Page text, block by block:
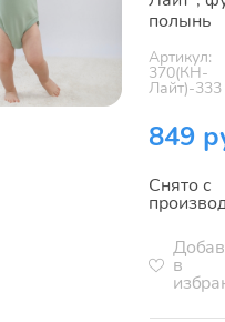
полынь
Артикул:
370(КН-
Лайт)-333
849
Снято с
в